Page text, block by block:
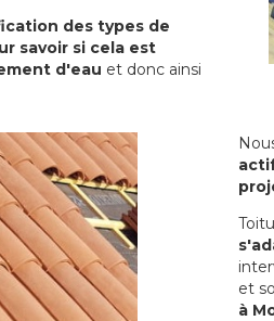
des types de
savoir si cela est
d'eau et donc ainsi
et
à